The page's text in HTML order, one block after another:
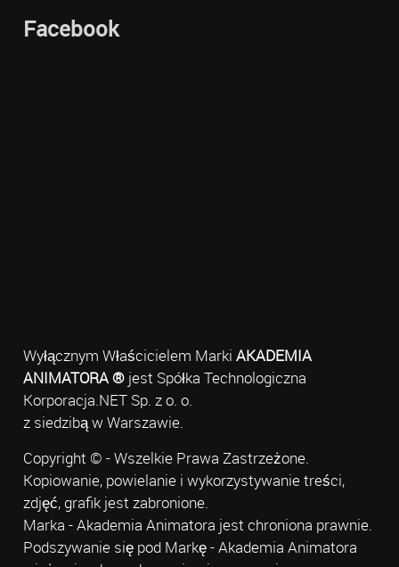
Facebook
Wyłącznym Właścicielem Marki AKADEMIA
ANIMATORA ®jest Spółka Technologiczna
Korporacja.NET Sp. z o. o.
z siedzibą w Warszawie.
Copyright © - Wszelkie Prawa Zastrzeżone.
Kopiowanie, powielanie i wykorzystywanie treści,
zdjęć, grafik jest zabronione.
Marka - Akademia Animatora jest chroniona prawnie.
Podszywanie się pod Markę - Akademia Animatora